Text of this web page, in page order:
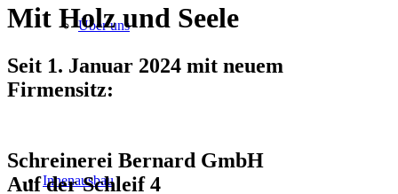
Über uns
Innenausbau
Mit Holz und Seele
Seit 1. Januar 2024 mit neuem
Firmensitz:
Schreinerei Bernard GmbH
Auf der Schleif 4